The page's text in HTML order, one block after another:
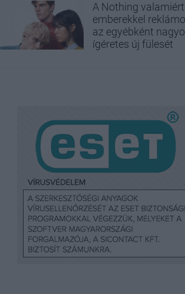
A Nothing
emberekkel
az egyébként
ígéretes új fülesét